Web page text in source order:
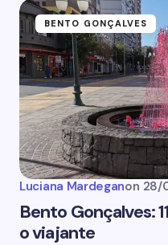
BENTO GONÇALVES
Luciana Mardeganon 28/
Bento Gonçalves:
o viajante